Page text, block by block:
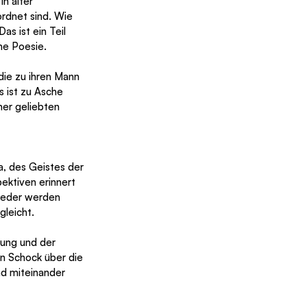
sind. Wie
ist ein Teil
Poesie.
zu ihren Mann
ist zu Asche
geliebten
des Geistes der
erinnert
werden
und der
Schock über die
miteinander